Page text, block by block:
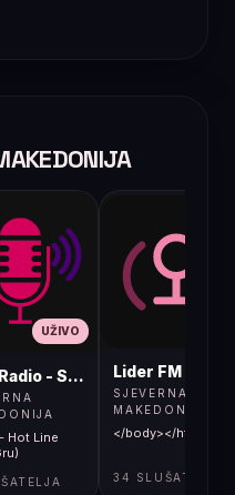
UŽIVO
- Skopje, Mcedonia
Hot Line
Lider FM 107,4
SJEVERNA
MAKEDONIJA
</body></html>
34 SLUŠATELJA